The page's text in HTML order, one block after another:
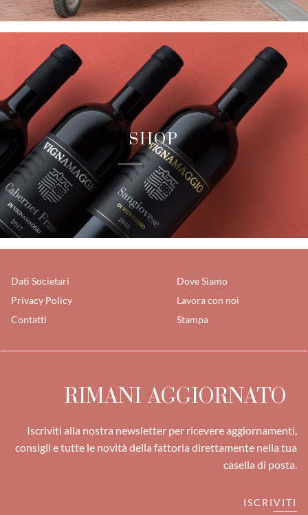
SHOP
Dati Societari
Privacy Policy
Contatti
Dove Siamo
Lavora con noi
Stampa
RIMANI AGGIORNATO
Iscriviti alla nostra newsletter per ricevere aggiornamenti,
consigli e tutte le novità della fattoria direttamente nella tua
casella di posta.
ISCRIVITI